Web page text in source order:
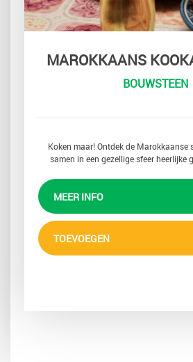
MAROKKAANS
BOUWSTEEN
Koken maar! Ontdek de Marokkaanse
samen in een gezellige sfeer heerlijke
MEER INFO
TOEVOEGEN